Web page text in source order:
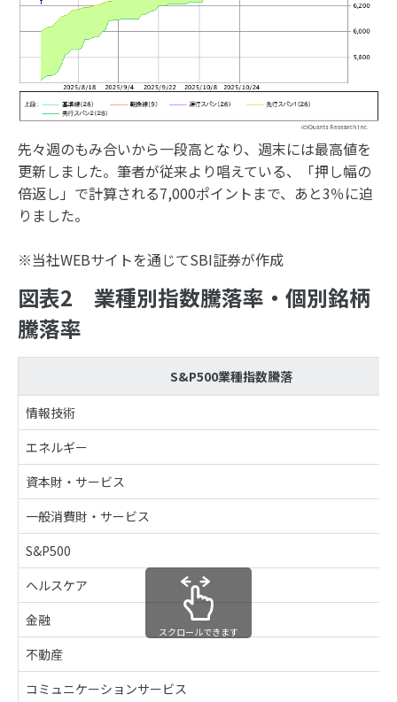
先々週のもみ合いから一段高となり、週末には最高値を
更新しました。筆者が従来より唱えている、「押し幅の
倍返し」で計算される7,000ポイントまで、あと3％に迫
りました。
※当社WEBサイトを通じてSBI証券が作成
図表2 業種別指数騰落率・個別銘柄
騰落率
S&P500業種指数騰落
情報技術
エネルギー
資本財・サービス
一般消費財・サービス
S&P500
ヘルスケア
金融
不動産
コミュニケーションサービス
スクロールできます